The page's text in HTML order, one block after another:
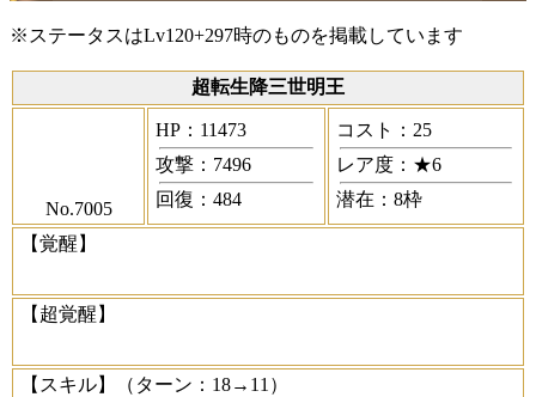
※ステータスはLv120+297時のものを掲載しています
超転生降三世明王
No.7005
HP：11473
攻撃：7496
回復：484
コスト：25
レア度：★6
潜在：8枠
【覚醒】
【超覚醒】
【スキル】
（ターン：18→11）